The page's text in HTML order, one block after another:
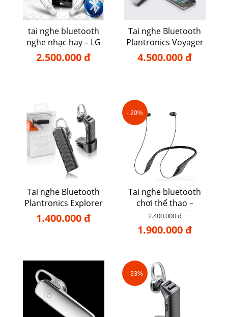
tai nghe bluetooth
nghe nhạc hay – LG
770
2.500.000 đ
Tai nghe Bluetooth
Plantronics Voyager
Legend UC
4.500.000 đ
Tai nghe Bluetooth
Plantronics Explorer
110
1.400.000 đ
- 20%
Tai nghe bluetooth
chơi thể thao –
Plantronics backbeat
105
2.400.000 đ
1.900.000 đ
- 33%